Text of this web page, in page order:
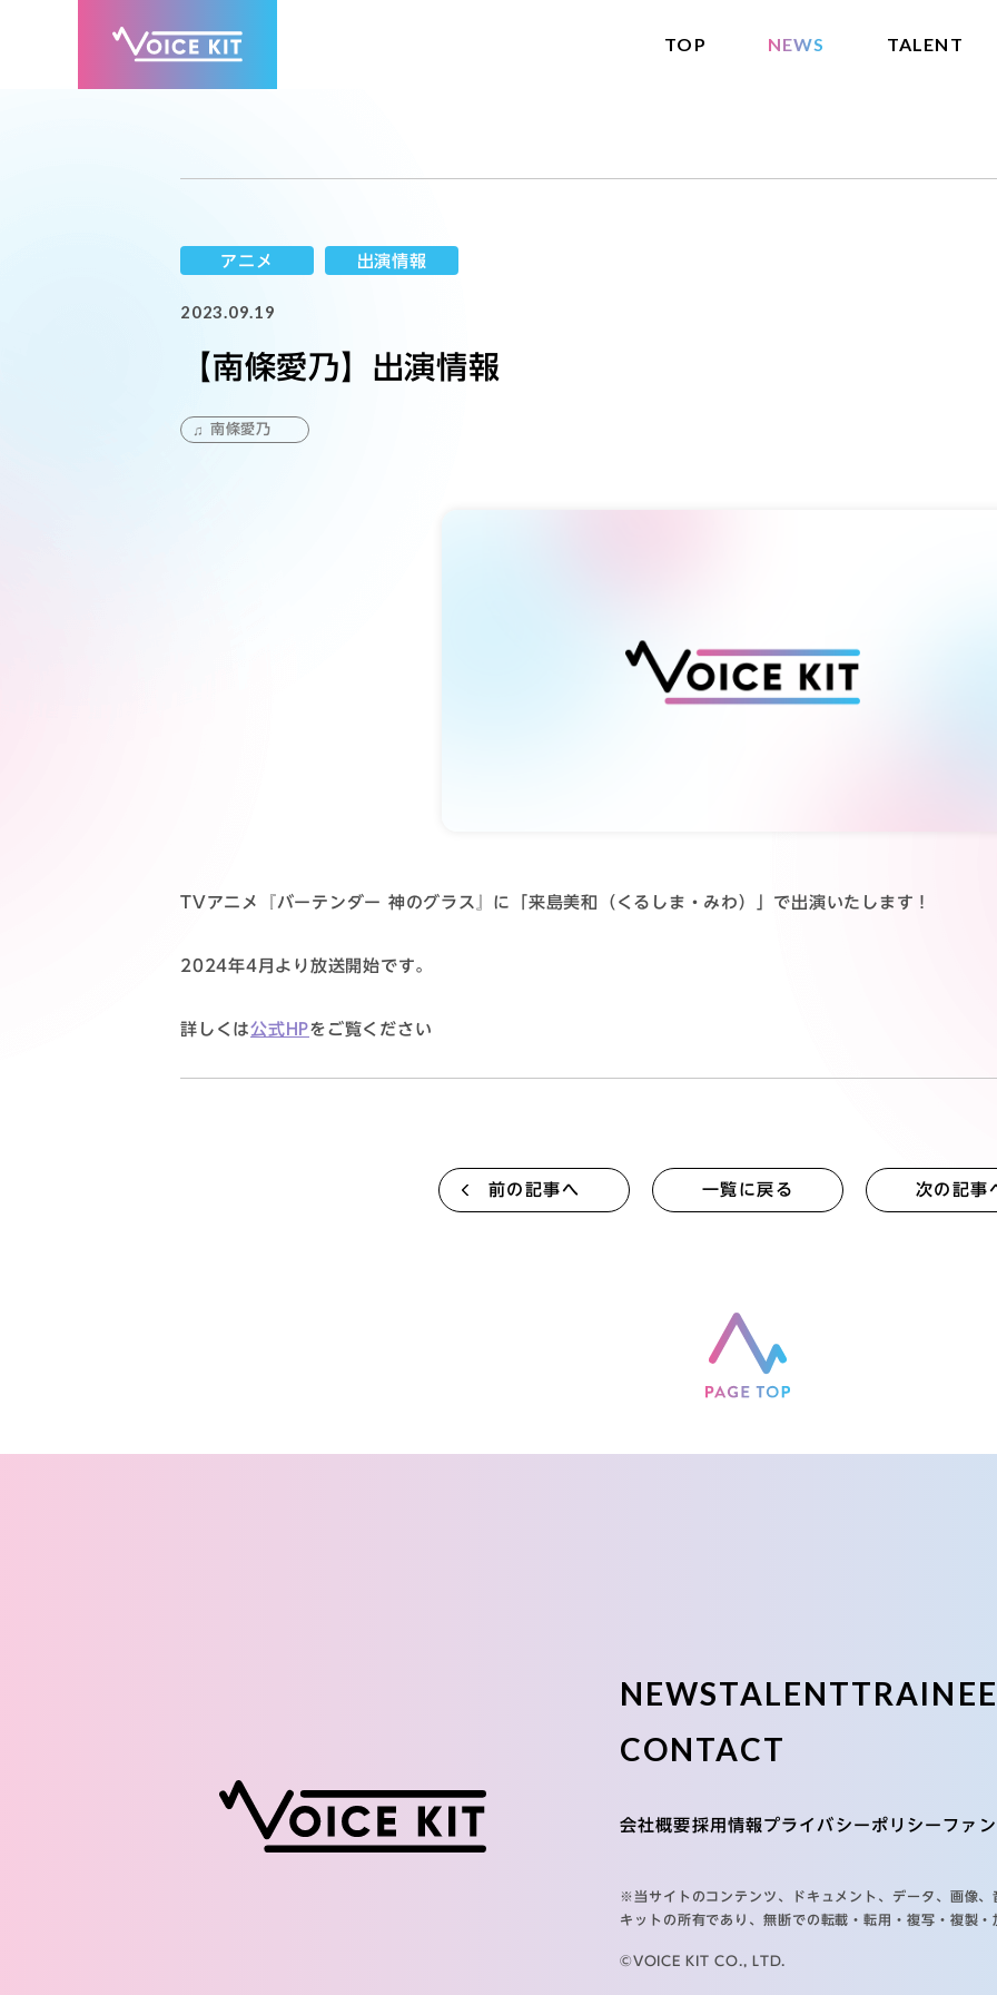
TOP NEWS TALENT
アニメ 出演情報
2023.09.19
【南條愛乃】出演情報
南條愛乃
TVアニメ『バーテンダー 神のグラス』に「 来島美和（くるしま・みわ） 」で出演いたします！
2024年4月より放送開始です。
詳しくは公式HPをご覧ください
前の記事へ 一覧に戻る 次の記事
NEWSTALENTTRAINEE
CONTACT
会社概要採用情報プライバシーポリシー ファ
※当サイトのコンテンツ、ドキュメント、データ、画像
キットの所有であり、無断での転載・転用・複写・複製
©VOICE KIT CO., LTD.